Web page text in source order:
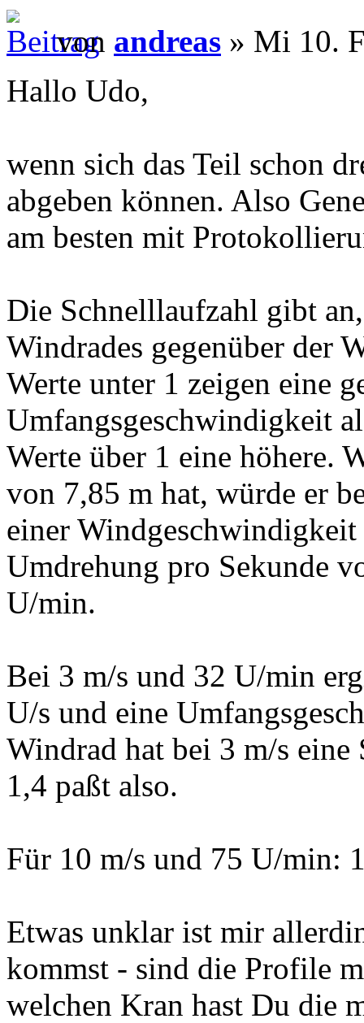
von andreas » Mi 10.
Hallo Udo,
wenn sich das Teil schon
abgeben können. Also
am besten mit
Die Schnelllaufzahl gibt
Windrades gegenüber der
Werte unter 1 zeigen eine
Umfangsgeschwindigkeit
Werte über 1 eine höhere.
von 7,85 m hat, würde er
einer
Umdrehung pro Sekunde
U/min.
Bei 3 m/s und 32 U/min
U/s und eine
Windrad hat bei 3 m/s
1,4 paßt also.
Für 10 m/s und 75 U/min:
Etwas unklar ist mir
kommst - sind die Profile
welchen Kran hast Du die